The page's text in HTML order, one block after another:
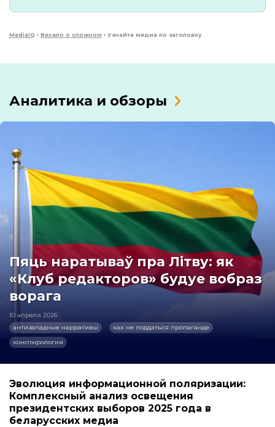
MediaIQ › Весело о сложном › Узнайте медиа по заголовку
Аналитика и обзоры
Пяць наратываў пра Літву: як
«Клуб редакторов» будуе вобраз
ворага
10 апреля 2026
антизападные нарративы
как не поддаться пропаганде
конспирология
Эволюция информационной поляризации:
Комплексный анализ освещения
президентских выборов 2025 года в
беларусских медиа